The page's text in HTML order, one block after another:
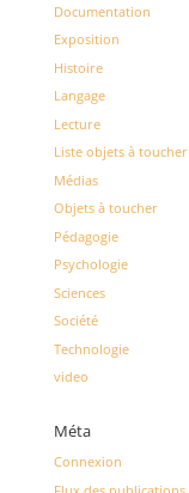
Documentation
Exposition
Histoire
Langage
Lecture
Liste objets à toucher
Médias
Objets à toucher
Pédagogie
Psychologie
Sciences
Société
Technologie
video
Méta
Connexion